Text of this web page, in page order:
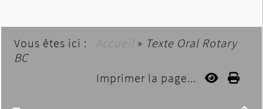
Vous êtes ici : Accueil » Texte Oral Rotary
BC
Imprimer la page...